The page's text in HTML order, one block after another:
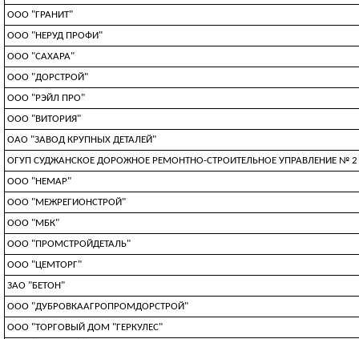
ООО "ГРАНИТ"
ООО "НЕРУД ПРОФИ"
ООО "САХАРА"
ООО "ДОРСТРОЙ"
ООО "РЭЙЛ ПРО"
ООО "ВИТОРИЯ"
ОАО "ЗАВОД КРУПНЫХ ДЕТАЛЕЙ"
ОГУП СУДЖАНСКОЕ ДОРОЖНОЕ РЕМОНТНО-СТРОИТЕЛЬНОЕ УПРАВЛЕНИЕ № 2
ООО "НЕМАР"
ООО "МЕЖРЕГИОНСТРОЙ"
ООО "МБК"
ООО "ПРОМСТРОЙДЕТАЛЬ"
ООО "ЦЕМТОРГ"
ЗАО "БЕТОН"
ООО "ДУБРОВКААГРОПРОМДОРСТРОЙ"
ООО "ТОРГОВЫЙ ДОМ "ГЕРКУЛЕС"